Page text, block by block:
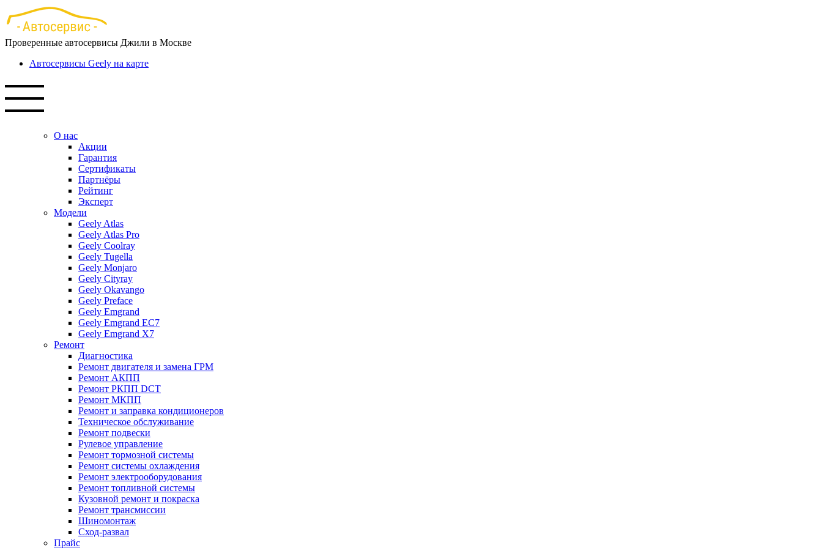
Перейти
к
основному
содержанию
Проверенные автосервисы Джили в Москве
Автосервисы Geely на карте
О нас
Акции
Гарантия
Сертификаты
Партнёры
Рейтинг
Эксперт
Модели
Geely Atlas
Geely Atlas Pro
Geely Coolray
Geely Tugella
Geely Monjaro
Geely Cityray
Geely Okavango
Geely Preface
Geely Emgrand
Geely Emgrand EC7
Geely Emgrand X7
Ремонт
Диагностика
Ремонт двигателя и замена ГРМ
Ремонт АКПП
Ремонт РКПП DCT
Ремонт МКПП
Ремонт и заправка кондиционеров
Техническое обслуживание
Ремонт подвески
Рулевое управление
Ремонт тормозной системы
Ремонт системы охлаждения
Ремонт электрооборудования
Ремонт топливной системы
Кузовной ремонт и покраска
Ремонт трансмиссии
Шиномонтаж
Сход-развал
Прайс